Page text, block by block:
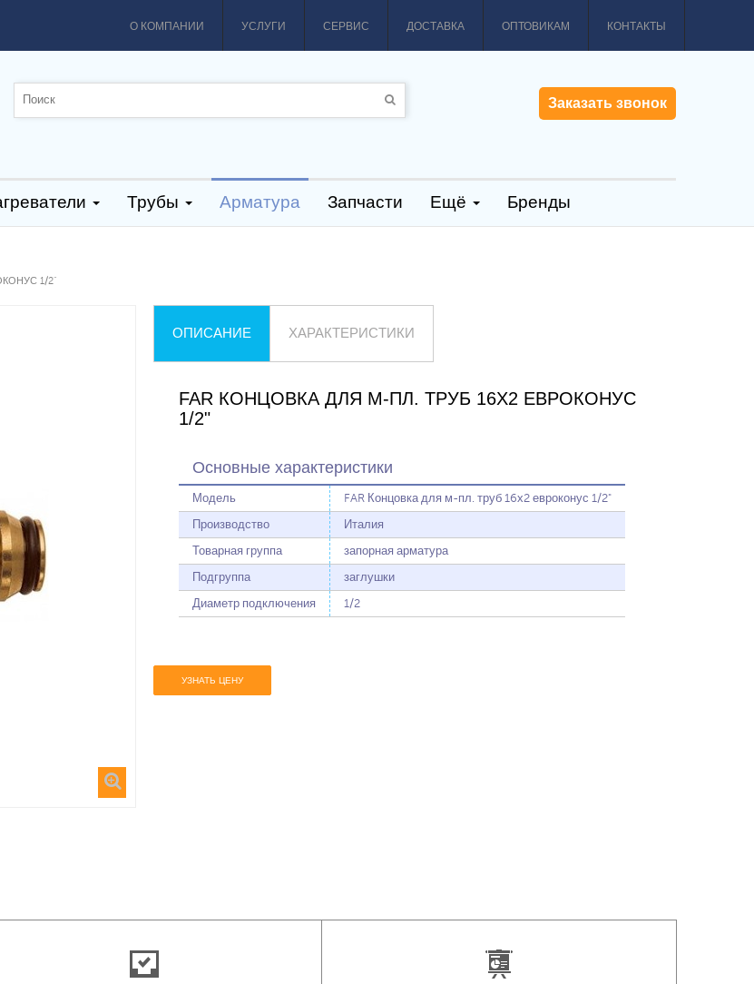
КОНТАКТЫ
ОПТОВИКАМ
ДОСТАВКА
СЕРВИС
УСЛУГИ
О КОМПАНИИ
Заказать звонок
Трубы Арматура Запчасти Ещё Бренды
1/2"
ОПИСАНИЕ ХАРАКТЕРИСТИКИ
FAR КОНЦОВКА ДЛЯ М-ПЛ. ТРУБ 16Х2 ЕВРОКОНУС
1/2"
Основные характеристики
Модель FAR Концовка для м-пл. труб 16х2 евроконус 1/2"
Производство Италия
Товарная группа запорная арматура
Подгруппа заглушки
Диаметр подключения 1/2
УЗНАТЬ ЦЕНУ